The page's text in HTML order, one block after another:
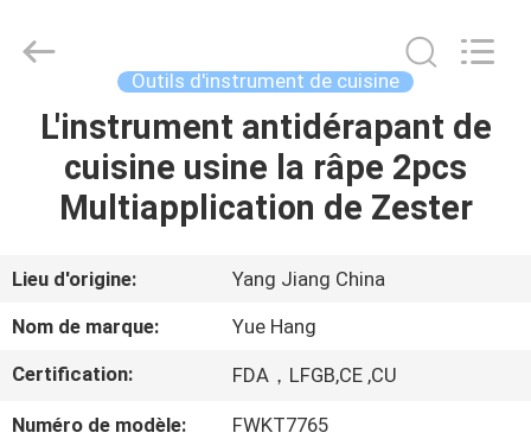
MAISON
PRODUITS
AU
SUJET
DE
silicone
Guangzhou
Outils d'instrument de cuisine
L'instrument antidérapant de
cuisine usine la râpe 2pcs
Multiapplication de Zester
Lieu d'origine:
Yang Jiang China
Nom de marque:
Yue Hang
Certification:
FDA，LFGB,CE ,CU
Numéro de modèle:
FWKT7765